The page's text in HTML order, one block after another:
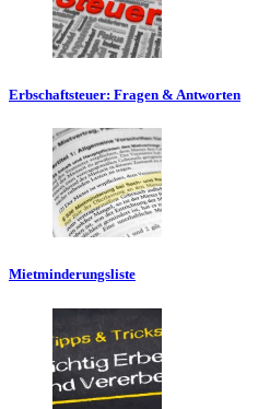
Erbschaftsteuer: Fragen & Antworten
Mietminderungsliste